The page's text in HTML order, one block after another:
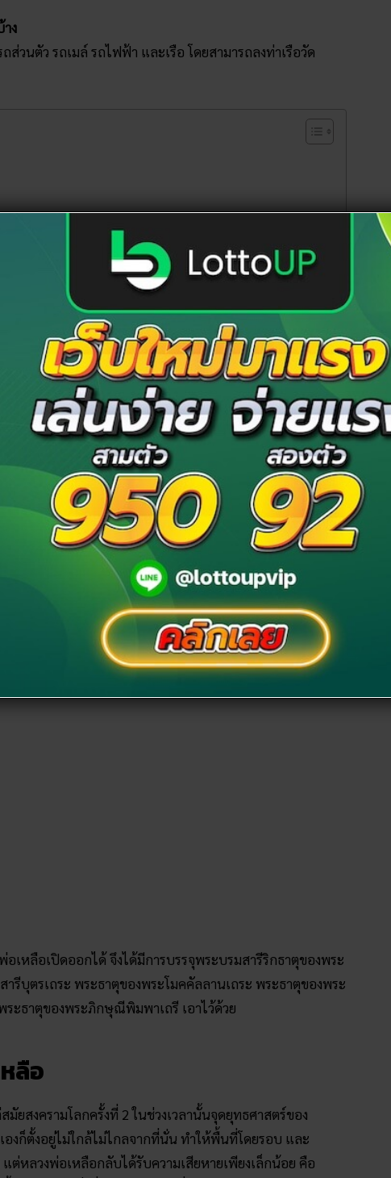
ง
ส่วนตัว รถเมล์ รถไฟฟ้า และเรือ โดยสามารถลงท่าเรือวัด
รจตุรมุข วัดสร้อยทอง วัดเก่าแก่ริมฝั่งแม่น้ำเจ้าพระยา
เพชร พระเกศแบบเปลวเพลิง ประดิษฐานบนฐานชุกชี หน้าตัก
ากการสร้างพระประธานในพระอุโบสถส์ของวัดสร้อยทอง ในปี
วงพ่อเหลือ” นั่นเอง
หลือเปิดออกได้ จึงได้มีการบรรจุพระบรมสารีริกธาตุของพระ
รีบุตรเถระ พระธาตุของพระโมคคัลลานเถระ พระธาตุของพระ
ระธาตุของพระภิกษุณีพิมพาเถรี เอาไว้ด้วย
ลือ
ยสงครามโลกครั้งที่ 2 ในช่วงเวลานั้นจุดยุทธศาสตร์ของ
องก็ตั้งอยู่ไม่ใกล้ไม่ไกลจากที่นั่น ทำให้พื้นที่โดยรอบ และ
ต่หลวงพ่อเหลือกลับได้รับความเสียหายเพียงเล็กน้อย คือ